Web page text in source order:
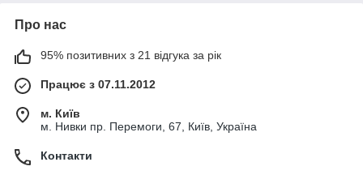
Про нас
95% позитивних з 21 відгука за рік
Працює з 07.11.2012
м. Київ
м. Нивки пр. Перемоги, 67, Київ, Україна
Контакти